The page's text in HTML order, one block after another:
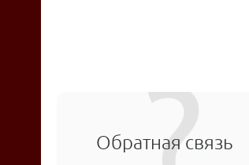
Обратная связь